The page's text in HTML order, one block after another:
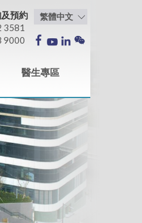
預約
3581
9000
醫生專區